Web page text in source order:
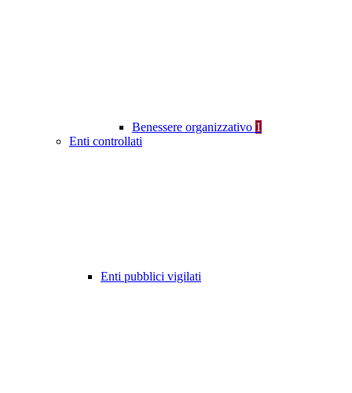
Benessere organizzativo 1
Enti controllati
Enti pubblici vigilati